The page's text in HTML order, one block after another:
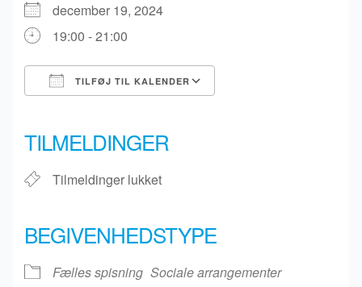
december 19, 2024
19:00 - 21:00
TILFØJ TIL KALENDER
TILMELDINGER
Tilmeldinger lukket
BEGIVENHEDSTYPE
Fælles spisning Sociale arrangementer